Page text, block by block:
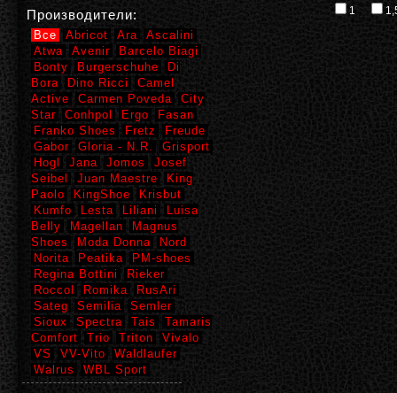
1
Производители:
Все Abricot Ara
Ascalini
Atwa
Avenir
Barcelo Biagi
Bonty
Burgerschuhe
Di
Bora
Dino Ricci
Camel
Active
Carmen Poveda
City
Star
Conhpol Ergo
Fasan
Franko Shoes
Fretz
Freude
Gabor
Gloria - N.R.
Grisport
Hogl
Jana Jomos
Josef
Seibel
Juan Maestre
King
Paolo
KingShoe
Krisbut
Kumfo
Lesta Liliani
Luisa
Belly
Magellan
Magnus
Shoes
Moda Donna
Nord
Norita
Peatika
PM-shoes
Regina Bottini
Rieker
Roccol
Romika
RusAri
Sateg
Semilia
Semler
Sioux
Spectra Tais
Tamaris
Comfort
Trio Triton
Vivalo
VS
VV-Vito
Waldlaufer
Walrus
WBL Sport